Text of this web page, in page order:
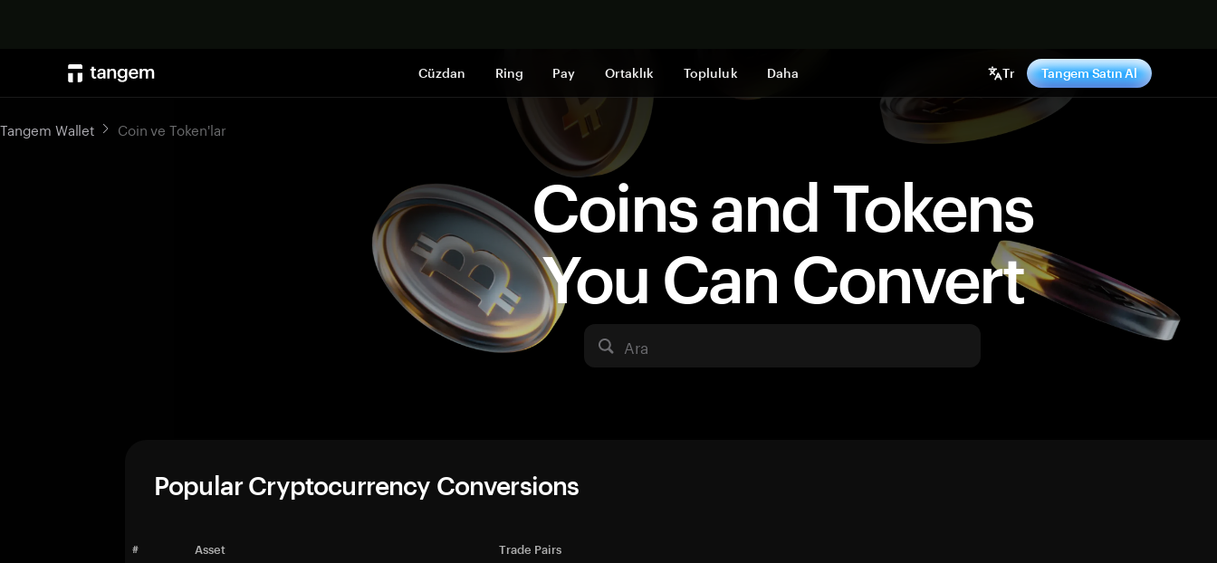
Cüzdan Ring Pay Ortaklık Topluluk Daha Tr Tangem Satın Al
Coins and Tokens
You Can Convert
Ara
Tangem Wallet Coin ve Token'lar
Popular Cryptocurrency Conversions
# Asset Trade Pairs